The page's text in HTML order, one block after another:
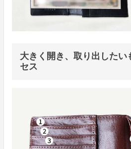
大きく開き、取り出したい
セス